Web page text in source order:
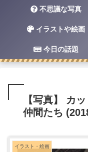
不思議な写真
イラストや絵画
今日の話題
【写真】 カ
仲間たち
イラスト・絵画